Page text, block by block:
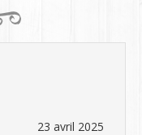
23 avril 2025